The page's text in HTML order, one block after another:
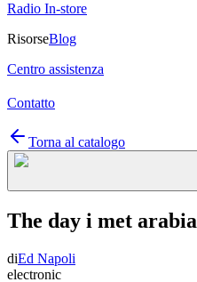
Radio In-store
RisorseBlog
Centro assistenza
Contatto
Torna al catalogo
The day i met arabia
diEd Napoli
electronic